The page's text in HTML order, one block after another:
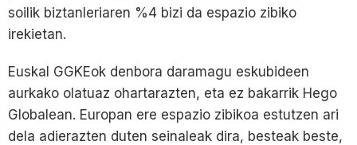
soilik biztanleriaren %4 bizi da espazio zibiko
irekietan.
Euskal GGKEok denbora daramagu eskubideen
aurkako olatuaz ohartarazten, eta ez bakarrik Hego
Globalean. Europan ere espazio zibikoa estutzen ari
dela adierazten duten seinaleak dira, besteak beste,